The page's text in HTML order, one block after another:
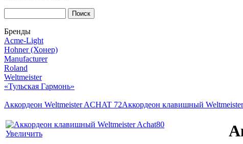
Бренды
Acme-Light
Hohner (Хонер)
Manufacturer
Roland
Weltmeister
«Тульская Гармонь»
Аккордеон Weltmeister ACHAT 72Аккордеон клавишный
Увеличить